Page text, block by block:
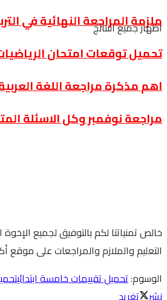
اظهار جميع النتائج
ملزمة المراجعة النهائية في
تحميل توقعات امتحان
اهم مذكرة مراجعة اللغة
مراجعة نوفمبر وكل الاسئلة
خالص تمنياتنا لكم بالتوفيق لجميع
التعليم والملازم والمراجعات على موقع
الوسوم:تحميل تقييمات خامسة ابتدائي